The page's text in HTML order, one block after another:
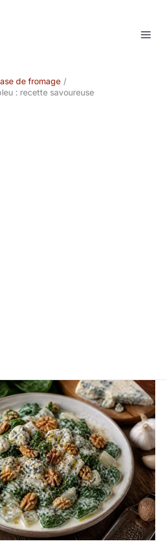
de fromage
: recette savoureuse